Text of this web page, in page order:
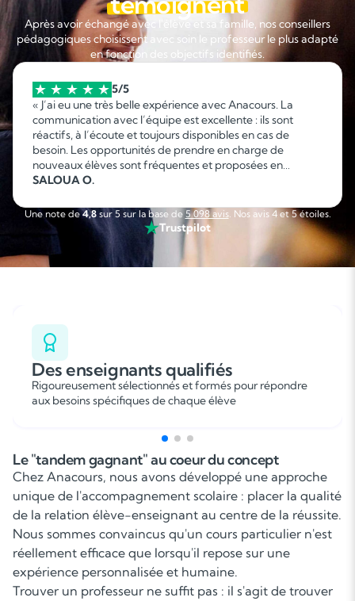
Après avoir échangé avec l'élève et sa famille, nos conseillers
pédagogiques choisissent avec soin le professeur le plus adapté
en fonction des objectifs identifiés.
5/5
« J’ai eu une très belle expérience avec Anacours. La
communication avec l’équipe est excellente : ils sont
réactifs, à l’écoute et toujours disponibles en cas de
besoin. Les opportunités de prendre en charge de
nouveaux élèves sont fréquentes et proposées en
fonction de mes disponibilités, ce qui permet d’organiser
sérieuse, flexible et agréable que je recommande sans
hésitation. »
SALOUA O.
Une note de4,8sur 5 sur la base de 5 098 avis. Nos avis 4 et 5 étoiles.
Trustpilot
Des enseignants qualifiés
Rigoureusement sélectionnés et formés pour répondre
aux besoins spécifiques de chaque élève
Le "tandem gagnant" au coeur du concept
Chez Anacours, nous avons développé une approche
unique de l'accompagnement scolaire : placer la qualité
de la relation élève-enseignant au centre de la réussite.
Nous sommes convaincus qu'un cours particulier n'est
réellement efficace que lorsqu'il repose sur une
expérience personnalisée et humaine.
Trouver un professeur ne suffit pas : il s'agit de trouver